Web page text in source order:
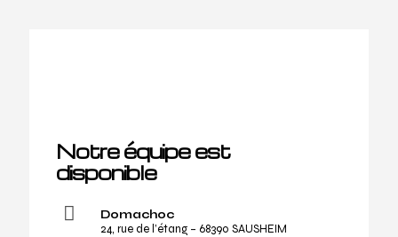
Notre équipe est
disponible
Domachoc
24, rue de l’étang – 68390 SAUSHEIM